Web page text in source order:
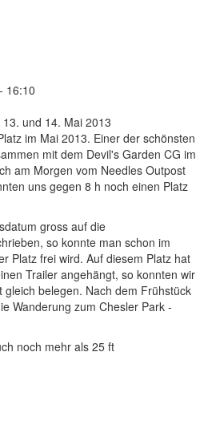
16:10
und 14. Mai 2013
im Mai 2013. Einer der schönsten
mit dem Devil's Garden CG im
am Morgen vom Needles Outpost
uns gegen 8 h noch einen Platz
gross auf die
so konnte man schon im
Platz frei wird. Auf diesem Platz hat
Trailer angehängt, so konnten wir
gleich belegen. Nach dem Frühstück
Wanderung zum Chesler Park -
noch mehr als 25 ft